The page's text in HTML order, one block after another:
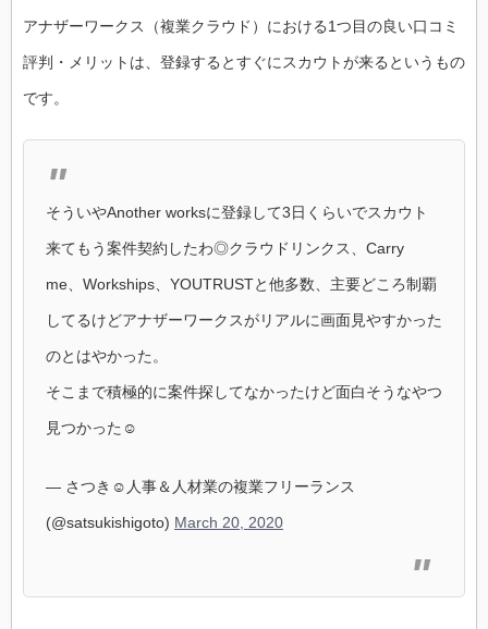
アナザーワークス（複業クラウド）における1つ目の良い口コミ
評判・メリットは、登録するとすぐにスカウトが来るというもの
です。
そういやAnother worksに登録して3日くらいでスカウト
来てもう案件契約したわ◎クラウドリンクス、Carry
me、Workships、YOUTRUSTと他多数、主要どころ制覇
してるけどアナザーワークスがリアルに画面見やすかった
のとはやかった。
そこまで積極的に案件探してなかったけど面白そうなやつ
見つかった☺
— さつき☺︎︎人事＆人材業の複業フリーランス
(@satsukishigoto) March 20, 2020